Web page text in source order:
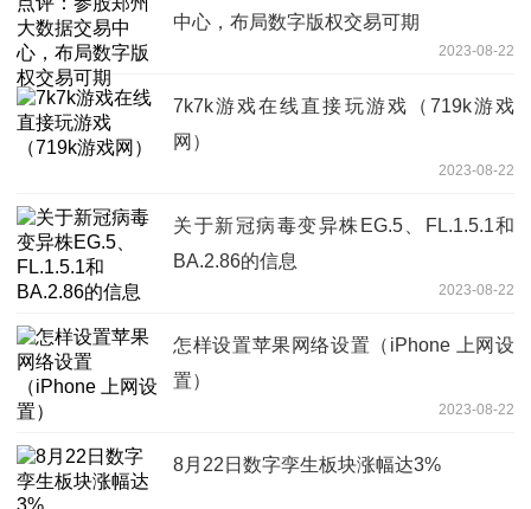
中心，布局数字版权交易可期
2023-08-22
7k7k游戏在线直接玩游戏（719k游戏
网）
2023-08-22
关于新冠病毒变异株EG.5、FL.1.5.1和
BA.2.86的信息
2023-08-22
怎样设置苹果网络设置（iPhone 上网设
置）
2023-08-22
8月22日数字孪生板块涨幅达3%